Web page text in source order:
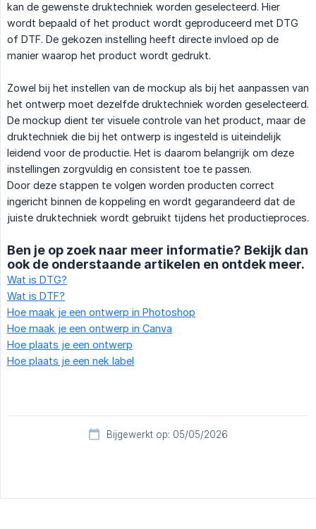
kan de gewenste druktechniek worden geselecteerd. Hier
wordt bepaald of het product wordt geproduceerd met DTG
of DTF. De gekozen instelling heeft directe invloed op de
manier waarop het product wordt gedrukt.
Zowel bij het instellen van de mockup als bij het aanpassen van
het ontwerp moet dezelfde druktechniek worden geselecteerd.
De mockup dient ter visuele controle van het product, maar de
druktechniek die bij het ontwerp is ingesteld is uiteindelijk
leidend voor de productie. Het is daarom belangrijk om deze
instellingen zorgvuldig en consistent toe te passen.
Door deze stappen te volgen worden producten correct
ingericht binnen de koppeling en wordt gegarandeerd dat de
juiste druktechniek wordt gebruikt tijdens het productieproces.
Ben je op zoek naar meer informatie? Bekijk dan
ook de onderstaande artikelen en ontdek meer.
Wat is DTG?
Wat is DTF?
Hoe maak je een ontwerp in Photoshop
Hoe maak je een ontwerp in Canva
Hoe plaats je een ontwerp
Hoe plaats je een nek label
Bijgewerkt op: 05/05/2026